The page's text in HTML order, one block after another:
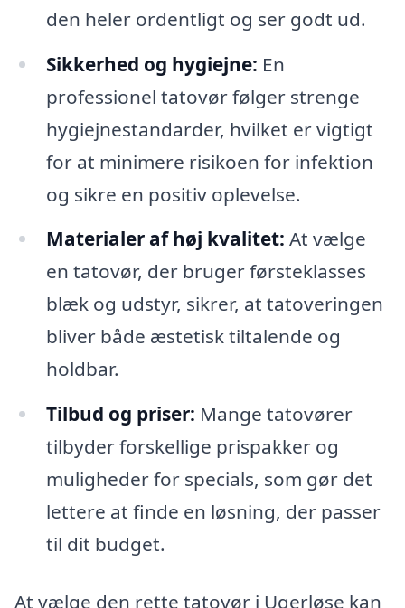
den heler ordentligt og ser godt ud.
Sikkerhed og hygiejne: En
professionel tatovør følger strenge
hygiejnestandarder, hvilket er vigtigt
for at minimere risikoen for infektion
og sikre en positiv oplevelse.
Materialer af høj kvalitet: At vælge
en tatovør, der bruger førsteklasses
blæk og udstyr, sikrer, at tatoveringen
bliver både æstetisk tiltalende og
holdbar.
Tilbud og priser: Mange tatovører
tilbyder forskellige prispakker og
muligheder for specials, som gør det
lettere at finde en løsning, der passer
til dit budget.
At vælge den rette tatovør i Ugerløse kan